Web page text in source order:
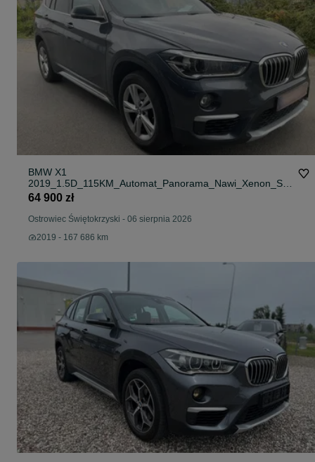
BMW X1
2019_1.5D_115KM_Automat_Panorama_Nawi_Xenon_Sk
óry_Gwarancja
64 900 zł
Ostrowiec Świętokrzyski - 06 sierpnia 2026
2019 - 167 686 km